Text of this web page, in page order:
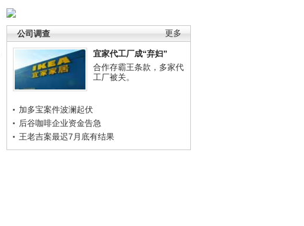
更多
公司调查
宜家代工厂成“弃妇”
合作存霸王条款，多家代
工厂被关。
加多宝案件波澜起伏
后谷咖啡企业资金告急
王老吉案最迟7月底有结果